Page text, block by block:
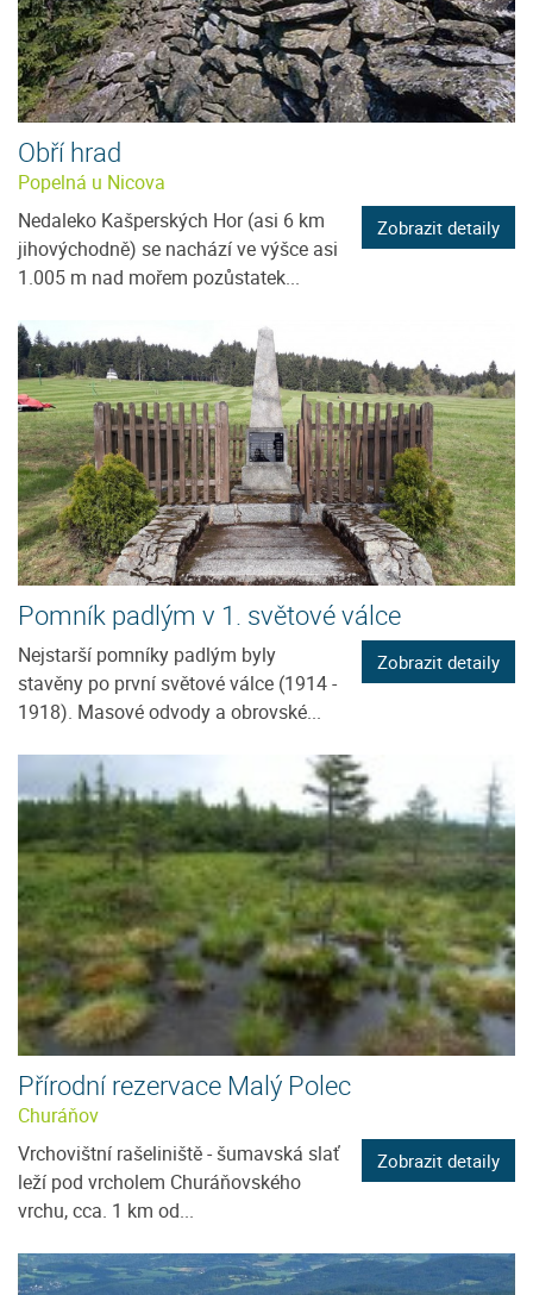
Obří hrad
Popelná u Nicova
Nedaleko Kašperských Hor (asi 6 km
jihovýchodně) se nachází ve výšce asi
1.005 m nad mořem pozůstatek...
Zobrazit detaily
Pomník padlým v 1. světové válce
Nejstarší pomníky padlým byly
stavěny po první světové válce (1914 -
1918). Masové odvody a obrovské...
Zobrazit detaily
Přírodní rezervace Malý Polec
Churáňov
Vrchovištní rašeliniště - šumavská slať
leží pod vrcholem Churáňovského
vrchu, cca. 1 km od...
Zobrazit detaily